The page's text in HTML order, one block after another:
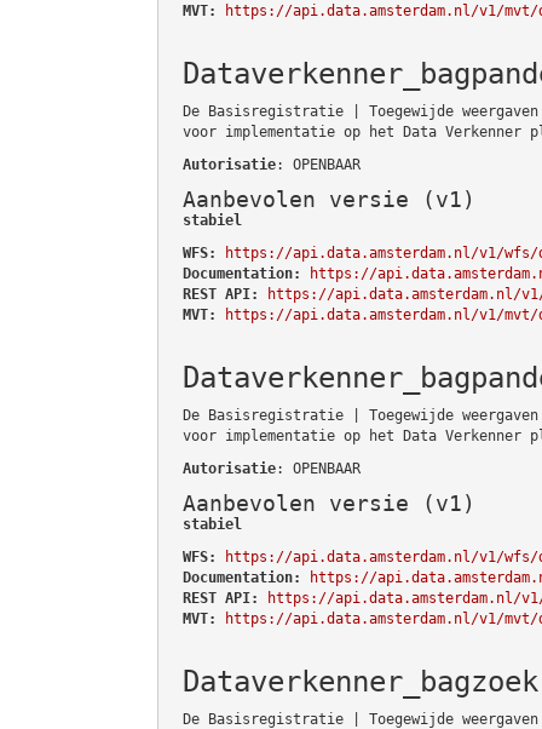
MVT:
https://api.data.amsterdam.nl/v1/mvt/
De Basisregistratie | Toegewijde
voor implementatie op het Data Verkenner
Autorisatie: OPENBAAR
Aanbevolen versie (v1)
stabiel
WFS:
https://api.data.amsterdam.nl/v1/wfs/
Documentation:
https://
REST API:
https://api.data.amsterdam.nl/v1/
MVT:
https://api.data.amsterdam.nl/v1/mvt/
De Basisregistratie | Toegewijde
voor implementatie op het Data Verkenner
Autorisatie: OPENBAAR
Aanbevolen versie (v1)
stabiel
WFS:
https://api.data.amsterdam.nl/v1/wfs/
Documentation:
https://
REST API:
https://api.data.amsterdam.nl/v1/
MVT:
https://api.data.amsterdam.nl/v1/mvt/
Dataverkenner_bagzoek
De Basisregistratie | Toegewijde